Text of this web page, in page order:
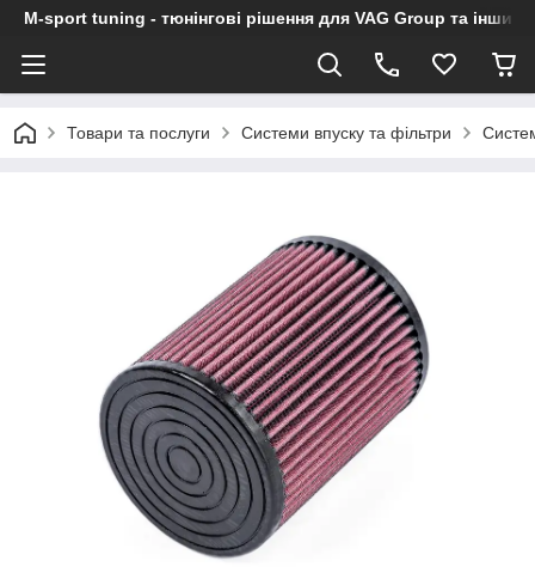
M-sport tuning - тюнінгові рішення для VAG Group та інших
Товари та послуги Системи впуску та фільтри